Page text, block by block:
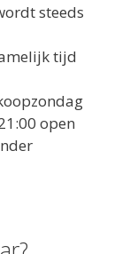
steeds
tijd
open